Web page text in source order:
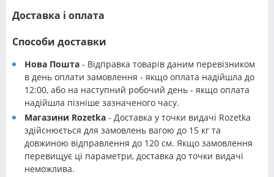
Доставка і оплата
Способи доставки
Нова Пошта - Відправка товарів даним перевізником
в день оплати замовлення - якщо оплата надійшла до
12:00, або на наступний робочий день - якщо оплата
надійшла пізніше зазначеного часу.
Магазини Rozetka - Доставка у точки видачі Rozetka
здійснюється для замовлень вагою до 15 кг та
довжиною відправлення до 120 см. Якщо замовлення
перевищує ці параметри, доставка до точки видачі
неможлива.